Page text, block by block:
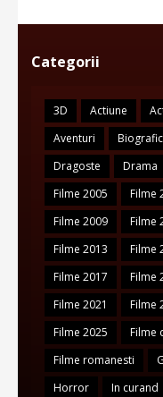
Categorii
3D Actiune
Aventuri
Biografic
Dragoste
Drama
Filme 2005
Filme
Filme 2009
Filme
Filme 2013
Filme
Filme 2017
Filme
Filme 2021
Filme
Filme 2025
Filme
Filme romanesti
Horror
In curand